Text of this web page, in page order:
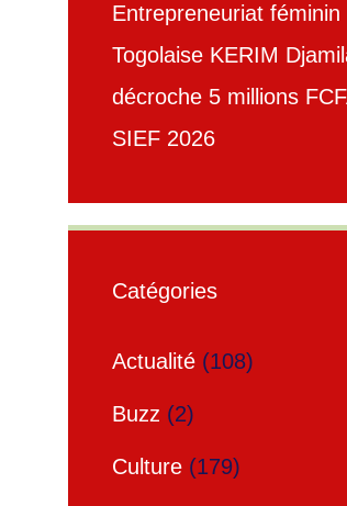
Entrepreneuriat féminin
Togolaise KERIM
décroche 5 millions
SIEF 2026
Catégories
Actualité (108)
Buzz (2)
Culture (179)